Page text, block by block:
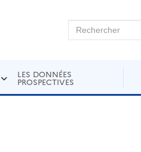
Rechercher sur
LES DONNÉES
PROSPECTIVES